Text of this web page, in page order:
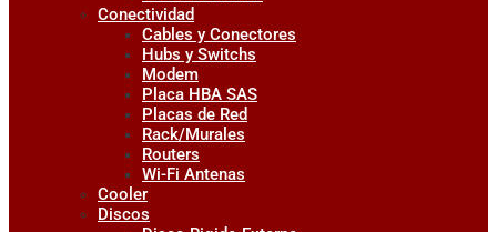
Conectividad
Cables y Conectores
Hubs y Switchs
Modem
Placa HBA SAS
Placas de Red
Rack/Murales
Routers
Wi-Fi Antenas
Cooler
Discos